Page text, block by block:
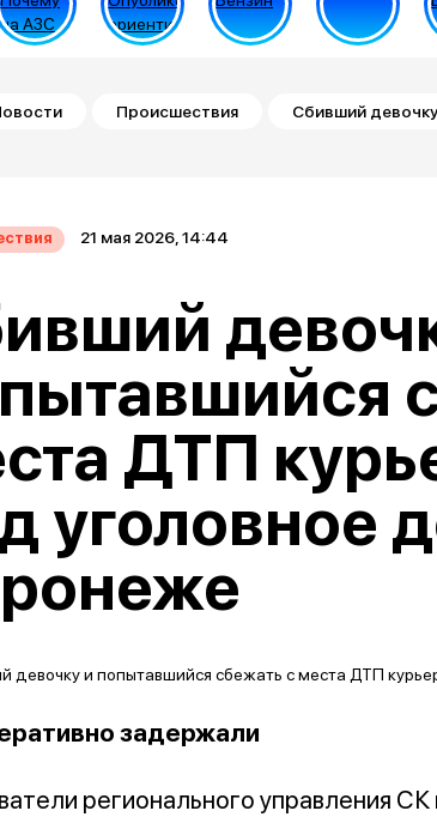
Происшествия Сбивший
21 мая 2026, 14:44
ДТП
уголовное
задержали
регионального управления